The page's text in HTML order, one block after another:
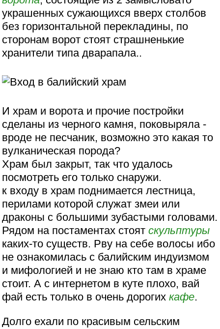
украшенных сужающихся вверх столбов
без горизонтальной перекладины, по
сторонам ворот стоят страшненькие
хранители типа дварапала..
И храм и ворота и прочие постройки
сделаны из черного камня, поковыряла -
вроде не песчаник, возможно это какая то
вулканическая порода?
Храм был закрыт, так что удалось
посмотреть его только снаружи.
к входу в храм поднимается лестница,
перилами которой служат змеи или
драконы с большими зубастыми головами.
Рядом на постаментах стоятскульптуры
каких-то существ. Рву на себе волосы ибо
не ознакомилась с балийским индуизмом
и мифологией и не знаю кто там в храме
стоит. А с интернетом в куте плохо, вай
фай есть только в очень дорогихкафе.
Долго ехали по красивым сельским